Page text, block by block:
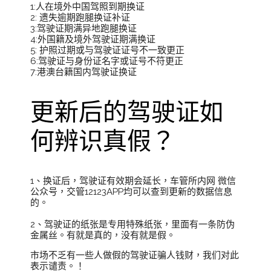
1:人在境外中国驾照到期换证
2: 遗失逾期跑腿换证补证
3:驾驶证期满异地跑腿换证
4:外国籍及境外驾驶证期满换证
5: 护照过期或与驾驶证证号不一致更正
6:驾驶证与身份证名字或证号不符更正
7:港澳台籍国内驾驶证换证
更新后的驾驶证如
何辨识真假？
1、换证后，驾驶证有效期会延长，车管所内网 微信
公众号，交管12123APP均可以查到更新的数据信息
的。
2、驾驶证的纸张是专用特殊纸张，里面有一条防伪
金属丝。有就是真的，没有就是假。
市场不乏有一些人做假的驾驶证骗人钱财，我们对此
表示谴责。！